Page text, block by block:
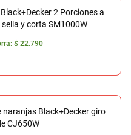
2 Porciones a
sella y corta SM1000W
$ 22.790
naranjas Black+Decker giro
CJ650W